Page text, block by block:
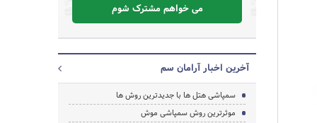
می خواهم مشترک شوم
آخرین اخبار آرامان سم
سمپاشی هتل ها با جدیدترین روش ها
موثرترین روش سمپاشی موش